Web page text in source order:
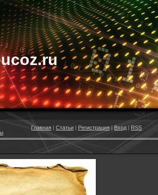
Главная | Статьи | Регистрация|Вход | RSS